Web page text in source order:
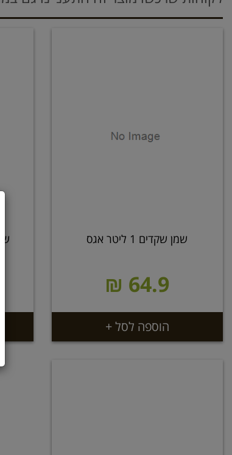
שמן שקדים 1 ליטר אגס
64.9 ₪
הוספה לסל +